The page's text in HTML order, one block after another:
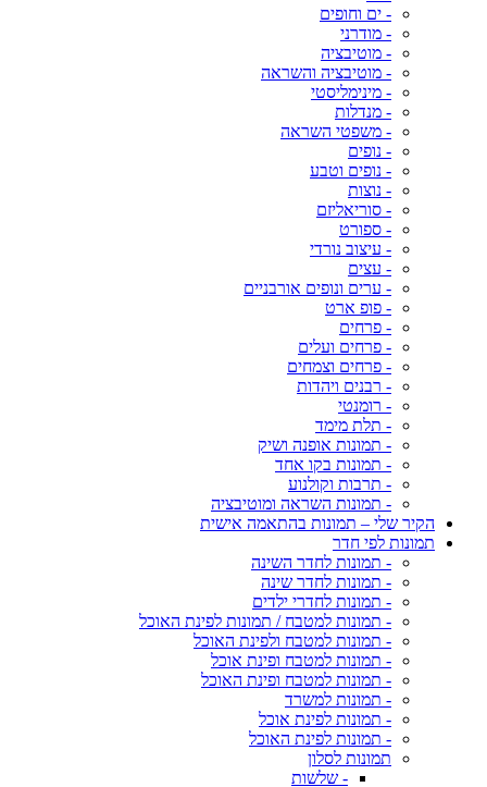
- ים וחופים
- מודרני
- מוטיבציה
- מוטיבציה והשראה
- מינימליסטי
- מנדלות
- משפטי השראה
- נופים
- נופים וטבע
- נוצות
- סוריאליזם
- ספורט
- עיצוב נורדי
- עצים
- ערים ונופים אורבניים
- פופ ארט
- פרחים
- פרחים ועלים
- פרחים וצמחים
- רבנים ויהדות
- רומנטי
- תלת מימד
- תמונות אופנה ושיק
- תמונות בקו אחד
- תרבות וקולנוע
- תמונות השראה ומוטיבציה
הקיר שלי – תמונות בהתאמה אישית
תמונות לפי חדר
- תמונות לחדר השינה
- תמונות לחדר שינה
- תמונות לחדרי ילדים
- תמונות למטבח / תמונות לפינת האוכל
- תמונות למטבח ולפינת האוכל
- תמונות למטבח ופינת אוכל
- תמונות למטבח ופינת האוכל
- תמונות למשרד
- תמונות לפינת אוכל
- תמונות לפינת האוכל
תמונות לסלון
- שלשות